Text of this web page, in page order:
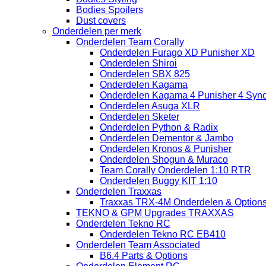
Bodies Spoilers
Dust covers
Onderdelen per merk
Onderdelen Team Corally
Onderdelen Furago XD Punisher XD
Onderdelen Shiroi
Onderdelen SBX 825
Onderdelen Kagama
Onderdelen Kagama 4 Punisher 4
Onderdelen Asuga XLR
Onderdelen Sketer
Onderdelen Python & Radix
Onderdelen Dementor & Jambo
Onderdelen Kronos & Punisher
Onderdelen Shogun & Muraco
Team Corally Onderdelen 1:10 RTR
Onderdelen Buggy KIT 1:10
Onderdelen Traxxas
Traxxas TRX-4M Onderdelen &
TEKNO & GPM Upgrades TRAXXAS
Onderdelen Tekno RC
Onderdelen Tekno RC EB410
Onderdelen Team Associated
B6.4 Parts & Options